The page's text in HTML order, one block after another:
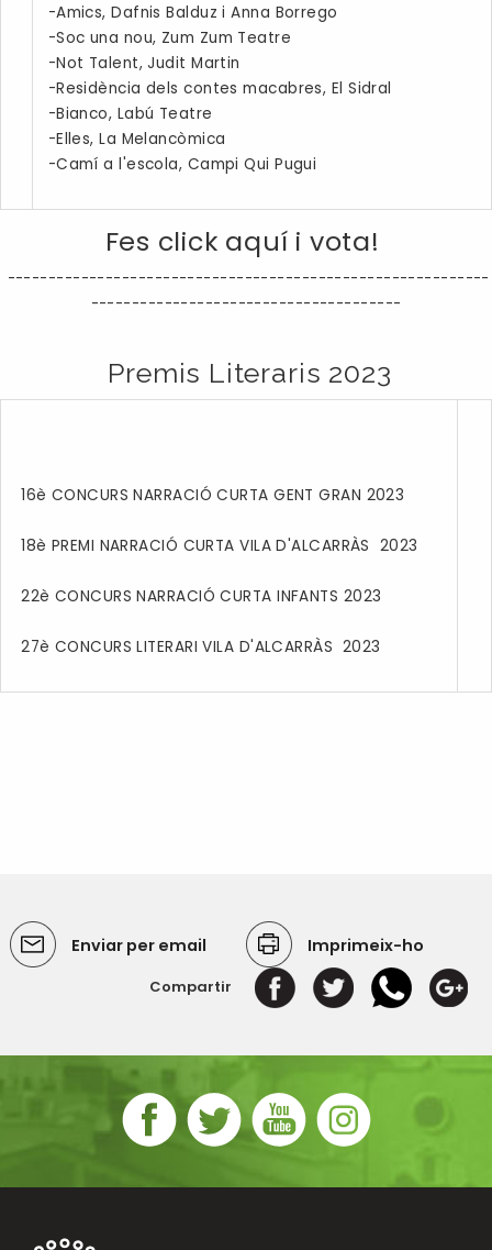
-Amics, Dafnis Balduz i Anna Borrego
-Soc una nou, Zum Zum Teatre
-Not Talent, Judit Martin
-Residència dels contes macabres, El Sidral
-Bianco, Labú Teatre
-Elles, La Melancòmica
-Camí a l'escola, Campi Qui Pugui
Fes click aquí i vota!
-----------------------------------------------------------
--------------------------------------
Premis Literaris 2023
16è CONCURS NARRACIÓ CURTA GENT GRAN 2023
18è PREMI NARRACIÓ CURTA VILA D'ALCARRÀS 2023
22è CONCURS NARRACIÓ CURTA INFANTS 2023
27è CONCURS LITERARI VILA D'ALCARRÀS 2023
Enviar per email Imprimeix-ho
Compartir